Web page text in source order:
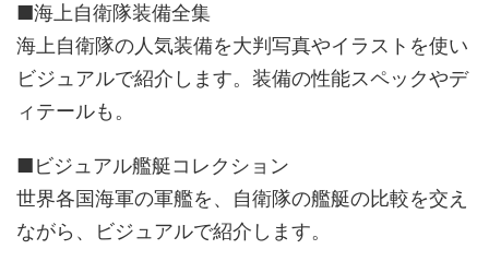
■海上自衛隊装備全集
海上自衛隊の人気装備を大判写真やイラストを使い
ビジュアルで紹介します。装備の性能スペックやデ
ィテールも。
■ビジュアル艦艇コレクション
世界各国海軍の軍艦を、自衛隊の艦艇の比較を交え
ながら、ビジュアルで紹介します。